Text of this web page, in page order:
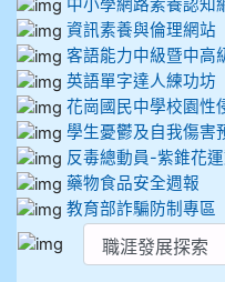
中小學網路素養認知
資訊素養與倫理網站
客語能力中級暨中高
英語單字達人練功坊
花崗國民中學校園性
學生憂鬱及自我傷害
反毒總動員-紫錐花
藥物食品安全週報
教育部詐騙防制專區